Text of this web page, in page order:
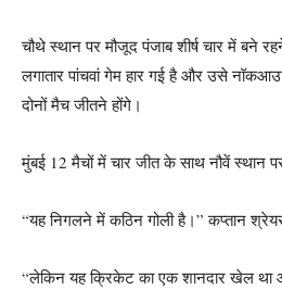
चौथे स्थान पर मौजूद पंजाब शीर्ष चार में बने
लगातार पांचवां गेम हार गई है और उसे
दोनों मैच जीतने होंगे।
मुंबई 12 मैचों में चार जीत के साथ नौवें स्थान
“यह निगलने में कठिन गोली है।” कप्तान
“लेकिन यह क्रिकेट का एक शानदार खेल